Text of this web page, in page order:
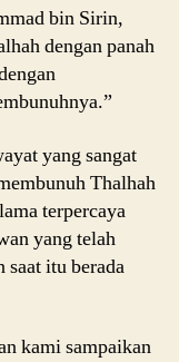
bin Sirin,
dengan panah
yang sangat
Thalhah
terpercaya
yang telah
saat itu berada
kami sampaikan